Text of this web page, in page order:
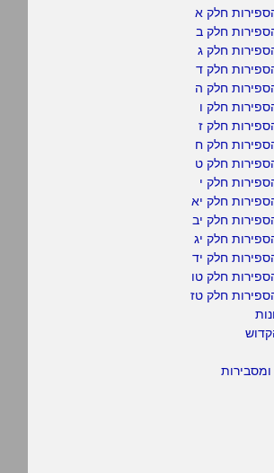
חלק א
חלק ב
חלק ג
חלק ד
חלק ה
חלק ו
חלק ז
חלק ח
חלק ט
חלק י
חלק יא
חלק יב
חלק יג
חלק יד
חלק טו
חלק טז